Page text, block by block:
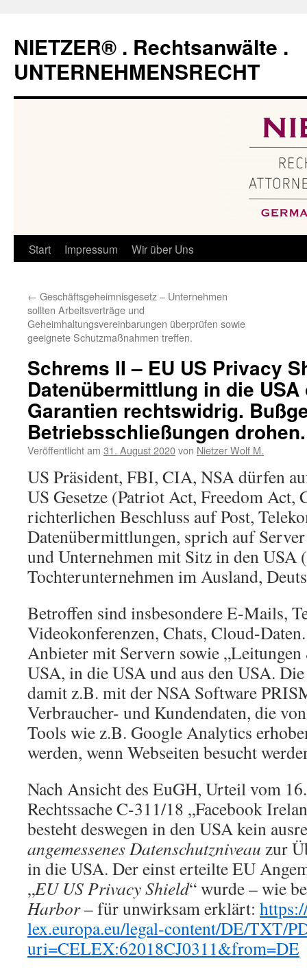
springen
NIETZER® . Rechtsanwälte .
UNTERNEHMENSRECHT
Start Impressum Wir über Uns
← Geschäftsgeheimnisgesetz – Unternehmen
sollten Arbeitsverträge und
Geheimhaltungsvereinbarungen überprüfen sowie
geeignete Schutzmaßnahmen treffen.
Schrems II – EU US Privacy
Datenübermittlung in die
Garantien rechtswidrig.
Betriebsschließungen drohen.
Veröffentlicht am 31. August 2020von Nietzer Wolf M.
US Präsident, FBI, CIA, NSA dürfen
US Gesetze (Patriot Act, Freedom Act,
richterlichen Beschluss auf Post,
Datenübermittlungen, sprich auf
und Unternehmen mit Sitz in den USA
Tochterunternehmen im Ausland,
Betroffen sind insbesondere E-Mails,
Videokonferenzen, Chats, Cloud-
Anbieter mit Servern sowie
USA, in die USA und aus den USA.
damit z.B. mit der NSA Software
Verbraucher- und Kundendaten, die
Tools wie z.B. Google Analytics
werden, wenn Webseiten besucht
Nach Ansicht des EuGH, Urteil vom
Rechtssache C-311/18 „Facebook
besteht deswegen in den USA kein
angemessenes Datenschutzniveau zur
in die USA. Der einst erteilte EU
„EU US Privacy Shield“ wurde – wie
Harbor– für unwirksam erklärt:
lex.europa.eu/legal-content/DE/TXT/
uri=CELEX:62018CJ0311&from=DE